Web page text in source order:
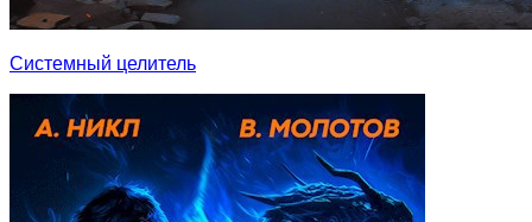
Системный целитель